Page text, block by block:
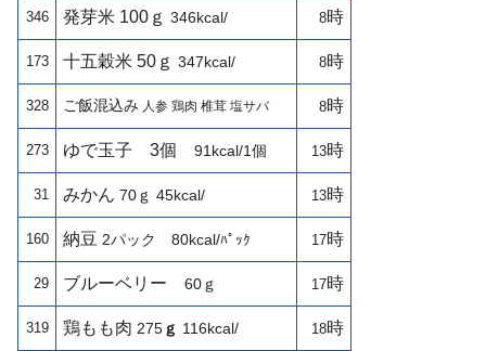
346 発芽米 100ｇ 346kcal/ 8時
173 十五穀米 50ｇ 347kcal/ 8時
328 ご飯混込み 人参 鶏肉 椎茸 塩サバ 8時
273 ゆで玉子 3個91kcal/1個 13時
31 みかん 70ｇ 45kcal/ 13時
160 納豆 2パック 80kcal/ﾊﾟｯｸ 17時
29 ブルーベリー60ｇ 17時
319 鶏もも肉 275 ｇ 116kcal/ 18時